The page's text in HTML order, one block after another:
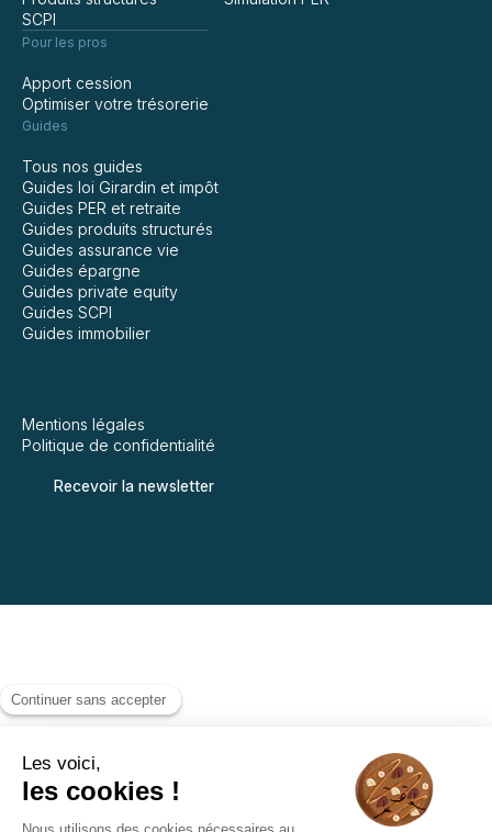
SCPI
Pour les pros
Apport cession
Optimiser votre trésorerie
Guides
Tous nos guides
Guides loi Girardin et impôt
Guides PER et retraite
Guides produits structurés
Guides assurance vie
Guides épargne
Guides private equity
Guides SCPI
Guides immobilier
Mentions légales
Politique de confidentialité
Recevoir la newsletter